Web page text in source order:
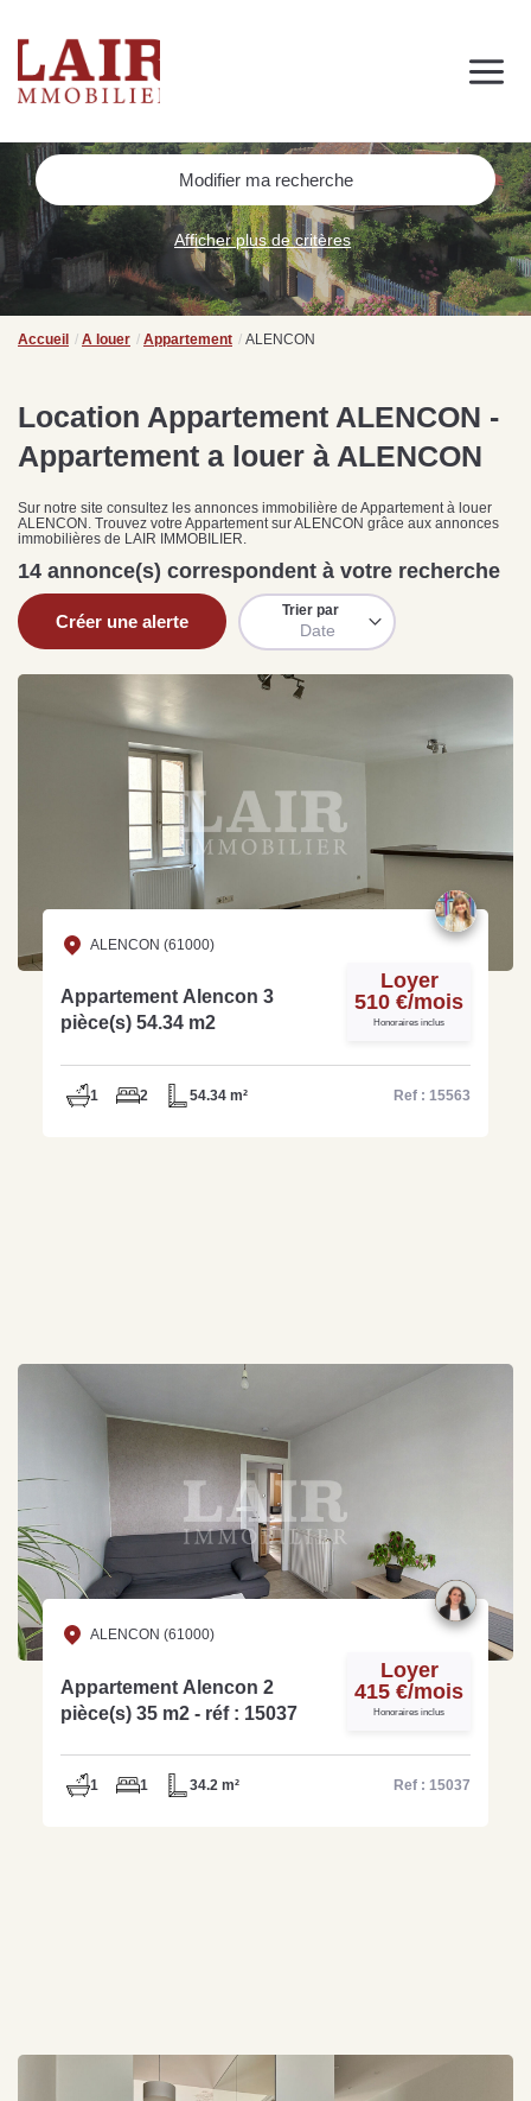
Immobilier
Nous découvrir
Nos services
Contact
Nos actualités
SUIVEZ-NOUS SUR LES RÉSEAUX SOCIAUX
NOS CONSEILS IMMO
pour vous accompagner dans vos projets
Procéder à des travaux
d’isolation à Fresnay-sur-
Sarthe pour booster sa
vente
Lire la suite
estimation immobilière à
Bagnoles-de-l’Orne :
conséquences ?
Estimez votre bien en ligne.
Rapide et gratuit, recevez votre estimation
en quelques clics.
Modifier ma recherche
Afficher plus de critères
Accueil A louer Appartement ALENCON
Location Appartement ALENCON -
Appartement a louer à ALENCON
Sur notre site consultez les annonces immobilière de Appartement à louer
ALENCON. Trouvez votre Appartement sur ALENCON grâce aux annonces
immobilières de LAIR IMMOBILIER.
14 annonce(s) correspondent à votre recherche
Créer une alerte
Trier par
Date
ALENCON (61000)
Appartement Alencon 3
pièce(s) 54.34 m2
Loyer
510 €/mois
Honoraires inclus
1 2 54.34 m² Ref : 15563
ALENCON (61000)
Appartement Alencon 2
pièce(s) 35 m2 - réf : 15037
Loyer
415 €/mois
Honoraires inclus
1 1 34.2 m² Ref : 15037